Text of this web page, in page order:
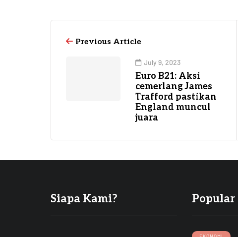
Previous Article
July 9, 2023
Euro B21: Aksi
cemerlang James
Trafford pastikan
England muncul
juara
Siapa Kami? Popular